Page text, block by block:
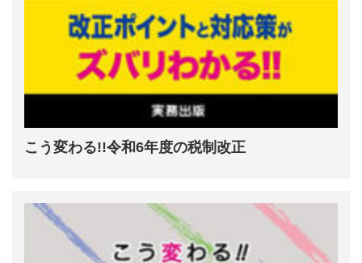
こう変わる!!令和6年度の税制改正